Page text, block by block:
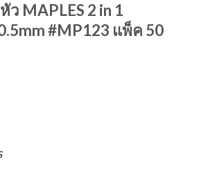
MAPLES 2 in 1
#MP123 แพ็ค 50